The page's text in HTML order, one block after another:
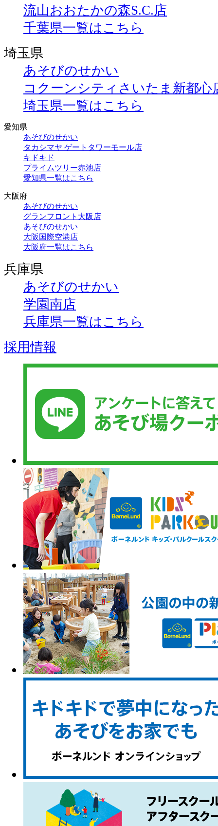
流山おおたかの森S.C.店
千葉県一覧はこちら
埼玉県
あそびのせかい
コクーンシティさいたま新都心
埼玉県一覧はこちら
愛知県
あそびのせかい
タカシマヤ ゲートタワーモール店
キドキド
プライムツリー赤池店
愛知県一覧はこちら
大阪府
あそびのせかい
グランフロント大阪店
あそびのせかい
大阪国際空港店
大阪府一覧はこちら
兵庫県
あそびのせかい
学園南店
兵庫県一覧はこちら
採用情報